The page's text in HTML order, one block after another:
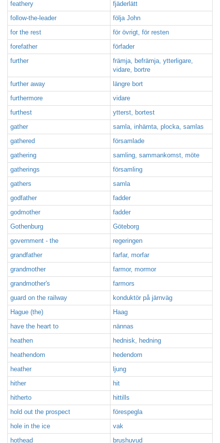
feathery
fjäderlätt
follow-the-leader
följa John
for the rest
för övrigt, för resten
forefather
förfader
further
främja, befrämja, ytterligare,
vidare, bortre
further away
längre bort
furthermore
vidare
furthest
ytterst, bortest
gather
samla, inhämta, plocka, samlas
gathered
församlade
gathering
samling, sammankomst, möte
gatherings
församling
gathers
samla
godfather
fadder
godmother
fadder
Gothenburg
Göteborg
government - the
regeringen
grandfather
farfar, morfar
grandmother
farmor, mormor
grandmother's
farmors
guard on the railway
konduktör på järnväg
Hague (the)
Haag
have the heart to
nännas
heathen
hednisk, hedning
heathendom
hedendom
heather
ljung
hither
hit
hitherto
hittills
hold out the prospect
förespegla
hole in the ice
vak
hothead
brushuvud